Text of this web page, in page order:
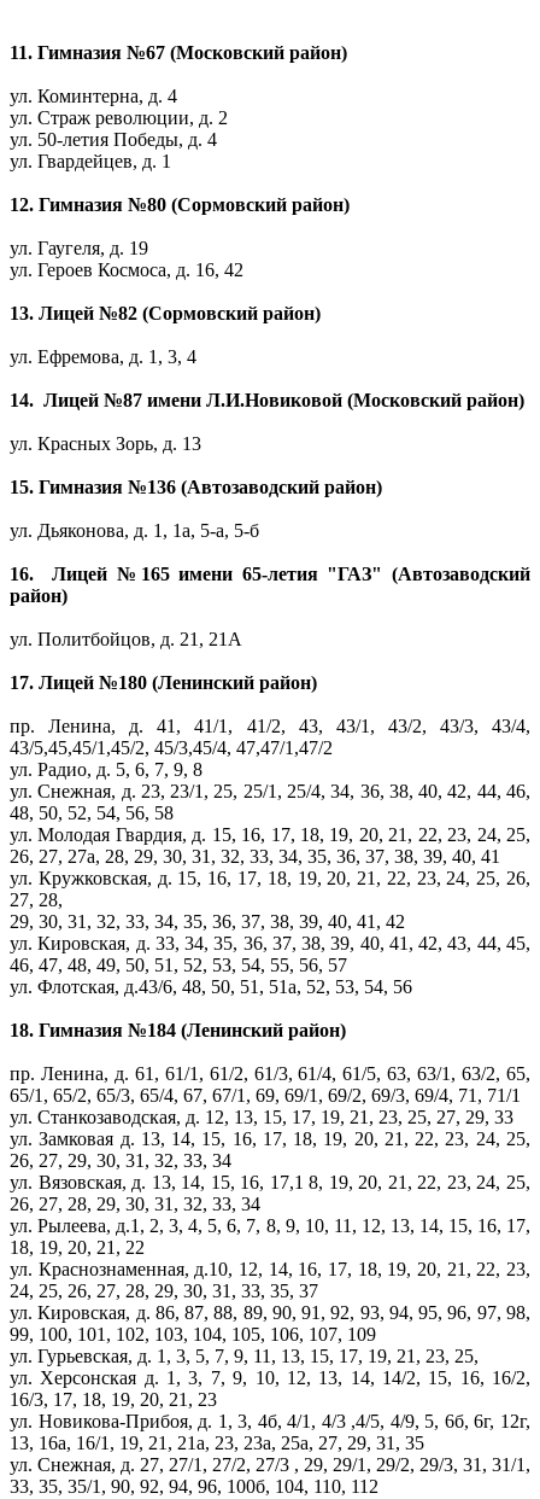
11. Гимназия №67 (Московский район)
ул. Коминтерна, д. 4
ул. Страж революции, д. 2
ул. 50-летия Победы, д. 4
ул. Гвардейцев, д. 1
12. Гимназия №80 (Сормовский район)
ул. Гаугеля, д. 19
ул. Героев Космоса, д. 16, 42
13. Лицей №82 (Сормовский район)
ул. Ефремова, д. 1, 3, 4
14. Лицей №87 имени Л.И.Новиковой (Московский район)
ул. Красных Зорь, д. 13
15. Гимназия №136 (Автозаводский район)
ул. Дьяконова, д. 1, 1а, 5-а, 5-б
16. Лицей №165 имени 65-летия "ГАЗ" (Автозаводский
район)
ул. Политбойцов, д. 21, 21А
17. Лицей №180 (Ленинский район)
пр. Ленина, д. 41, 41/1, 41/2, 43, 43/1, 43/2, 43/3, 43/4,
43/5,45,45/1,45/2, 45/3,45/4, 47,47/1,47/2
ул. Радио, д. 5, 6, 7, 9, 8
ул. Снежная, д. 23, 23/1, 25, 25/1, 25/4, 34, 36, 38, 40, 42, 44, 46,
48, 50, 52, 54, 56, 58
ул. Молодая Гвардия, д. 15, 16, 17, 18, 19, 20, 21, 22, 23, 24, 25,
26, 27, 27а, 28, 29, 30, 31, 32, 33, 34, 35, 36, 37, 38, 39, 40, 41
ул. Кружковская, д. 15, 16, 17, 18, 19, 20, 21, 22, 23, 24, 25, 26,
27, 28,
29, 30, 31, 32, 33, 34, 35, 36, 37, 38, 39, 40, 41, 42
ул. Кировская, д. 33, 34, 35, 36, 37, 38, 39, 40, 41, 42, 43, 44, 45,
46, 47, 48, 49, 50, 51, 52, 53, 54, 55, 56, 57
ул. Флотская, д.43/6, 48, 50, 51, 51а, 52, 53, 54, 56
18. Гимназия №184 (Ленинский район)
пр. Ленина, д. 61, 61/1, 61/2, 61/3, 61/4, 61/5, 63, 63/1, 63/2, 65,
65/1, 65/2, 65/3, 65/4, 67, 67/1, 69, 69/1, 69/2, 69/3, 69/4, 71, 71/1
ул. Станкозаводская, д. 12, 13, 15, 17, 19, 21, 23, 25, 27, 29, 33
ул. Замковая д. 13, 14, 15, 16, 17, 18, 19, 20, 21, 22, 23, 24, 25,
26, 27, 29, 30, 31, 32, 33, 34
ул. Вязовская, д. 13, 14, 15, 16, 17,1 8, 19, 20, 21, 22, 23, 24, 25,
26, 27, 28, 29, 30, 31, 32, 33, 34
ул. Рылеева, д.1, 2, 3, 4, 5, 6, 7, 8, 9, 10, 11, 12, 13, 14, 15, 16, 17,
18, 19, 20, 21, 22
ул. Краснознаменная, д.10, 12, 14, 16, 17, 18, 19, 20, 21, 22, 23,
24, 25, 26, 27, 28, 29, 30, 31, 33, 35, 37
ул. Кировская, д. 86, 87, 88, 89, 90, 91, 92, 93, 94, 95, 96, 97, 98,
99, 100, 101, 102, 103, 104, 105, 106, 107, 109
ул. Гурьевская, д. 1, 3, 5, 7, 9, 11, 13, 15, 17, 19, 21, 23, 25,
ул. Херсонская д. 1, 3, 7, 9, 10, 12, 13, 14, 14/2, 15, 16, 16/2,
16/3, 17, 18, 19, 20, 21, 23
ул. Новикова-Прибоя, д. 1, 3, 4б, 4/1, 4/3 ,4/5, 4/9, 5, 6б, 6г, 12г,
13, 16а, 16/1, 19, 21, 21а, 23, 23а, 25а, 27, 29, 31, 35
ул. Снежная, д. 27, 27/1, 27/2, 27/3 , 29, 29/1, 29/2, 29/3, 31, 31/1,
33, 35, 35/1, 90, 92, 94, 96, 100б, 104, 110, 112